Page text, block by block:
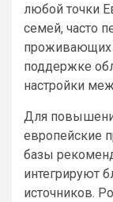
любой точки
семей, часто
проживающих
поддержке
настройки
Для
европейские
базы
интегрируют
источников.